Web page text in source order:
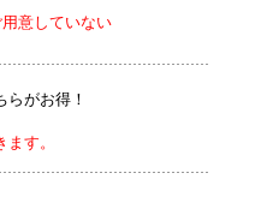
意していない
がお得！
す。